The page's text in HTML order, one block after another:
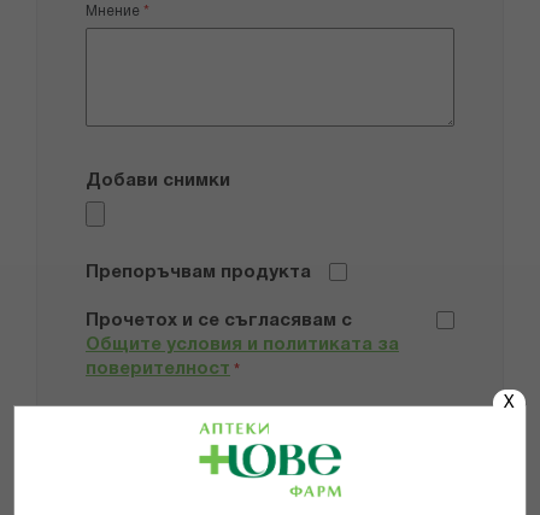
X
Мнение
Добави снимки
Препоръчвам продукта
Прочетох и се съгласявам с
Общите условия и политиката за
поверителност *
ИЗПРАТИ